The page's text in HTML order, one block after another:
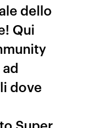
dello
Qui
dove